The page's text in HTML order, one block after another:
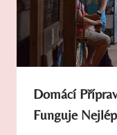
Domácí
Funguje